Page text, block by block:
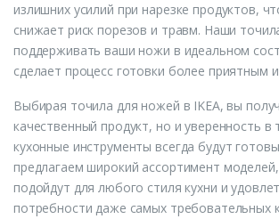
излишних усилий при нарезке продуктов,
снижает риск порезов и травм. Наши
поддерживать ваши ножи в идеальном
сделает процесс готовки более приятным
Выбирая точила для ножей в IKEA, вы
качественный продукт, но и уверенность
кухонные инструменты всегда будут
предлагаем широкий ассортимент
подойдут для любого стиля кухни и
потребности даже самых требовательных